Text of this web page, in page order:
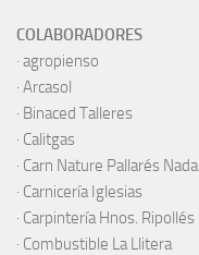
COLABORADORES
· agropienso
· Arcasol
· Binaced Talleres
· Calitgas
· Carn Nature Pallarés Nadal
· Carnicería Iglesias
· Carpintería Hnos. Ripollés
· Combustible La Llitera